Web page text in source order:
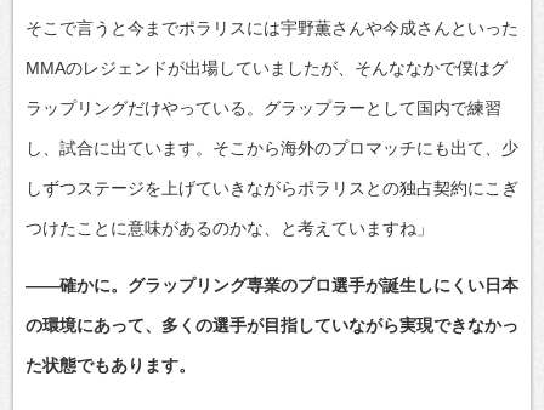
そこで言うと今までポラリスには宇野薫さんや今成さんといった
MMAのレジェンドが出場していましたが、そんななかで僕はグ
ラップリングだけやっている。グラップラーとして国内で練習
し、試合に出ています。そこから海外のプロマッチにも出て、少
しずつステージを上げていきながらポラリスとの独占契約にこぎ
つけたことに意味があるのかな、と考えていますね」
――確かに。グラップリング専業のプロ選手が誕生しにくい日本
の環境にあって、多くの選手が目指していながら実現できなかっ
た状態でもあります。